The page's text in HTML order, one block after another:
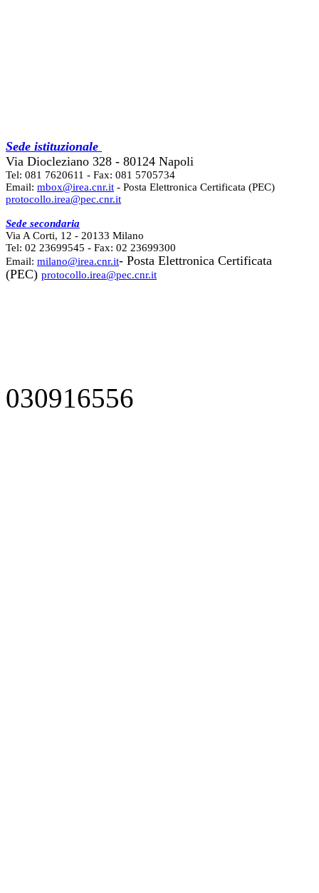
Sede istituzionale
Via Diocleziano 328 - 80124 Napoli
Tel: 081 7620611 - Fax: 081 5705734
Email: mbox@irea.cnr.it - Posta Elettronica Certificata (PEC)
protocollo.irea@pec.cnr.it
Sede secondaria
Via A Corti, 12 - 20133 Milano
Tel: 02 23699545 - Fax: 02 23699300
Email: milano@irea.cnr.it- Posta Elettronica Certificata
(PEC) protocollo.irea@pec.cnr.it
030916556